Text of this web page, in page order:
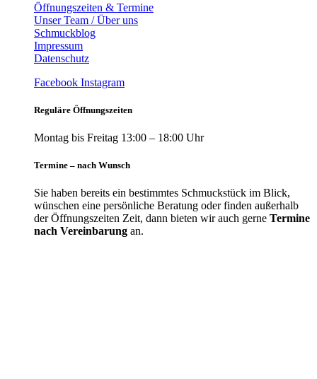
Öffnungszeiten & Termine
Unser Team / Über uns
Schmuckblog
Impressum
Datenschutz
Facebook Instagram
Reguläre Öffnungszeiten
Montag bis Freitag 13:00 – 18:00 Uhr
Termine – nach Wunsch
Sie haben bereits ein bestimmtes Schmuckstück im Blick,
wünschen eine persönliche Beratung oder finden außerhalb
der Öffnungszeiten Zeit, dann bieten wir auch gerne Termine
nach Vereinbarung an.